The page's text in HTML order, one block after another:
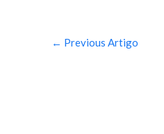
← Previous Artigo